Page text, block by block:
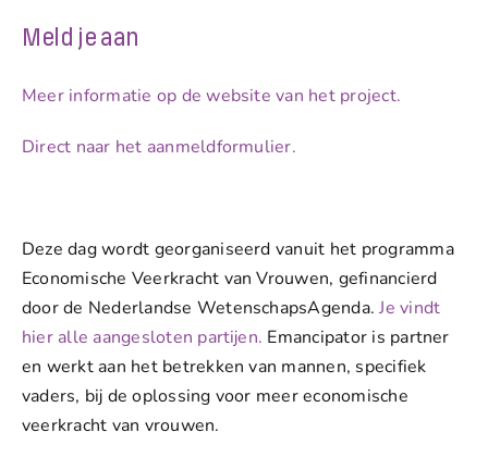
Meld je aan
Meer informatie op de website van het project.
Direct naar het aanmeldformulier.
Deze dag wordt georganiseerd vanuit het programma
Economische Veerkracht van Vrouwen, gefinancierd
door de Nederlandse WetenschapsAgenda.Je vindt
hier alle aangesloten partijen. Emancipator is partner
en werkt aan het betrekken van mannen, specifiek
vaders, bij de oplossing voor meer economische
veerkracht van vrouwen.